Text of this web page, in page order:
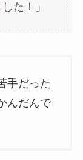
た！」
手だった
んだんで